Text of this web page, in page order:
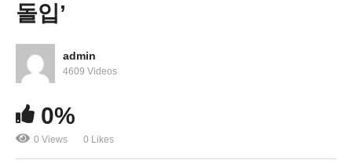
학자융자금 탕감신청 쇄도 ‘벌써 1천만 접수, 11월
15일까지 제출하세요’
돌입’
admin
4609 Videos
0%
0 Views 0 Likes